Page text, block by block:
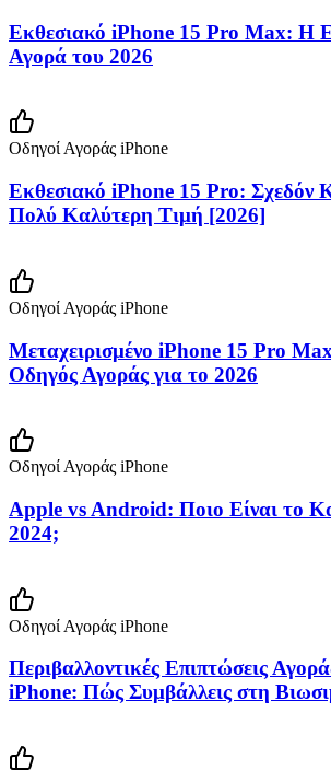
Εκθεσιακό iPhone 15 Pro Max: Η
Αγορά του 2026
Οδηγοί Αγοράς iPhone
Εκθεσιακό iPhone 15 Pro: Σχεδόν
Πολύ Καλύτερη Τιμή [2026]
Οδηγοί Αγοράς iPhone
Μεταχειρισμένο iPhone 15 Pro
Οδηγός Αγοράς για το 2026
Οδηγοί Αγοράς iPhone
Apple vs Android: Ποιο Είναι το
2024;
Οδηγοί Αγοράς iPhone
Περιβαλλοντικές Επιπτώσεις
iPhone: Πώς Συμβάλλεις στη